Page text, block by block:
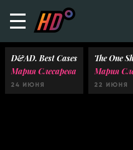
D&AD. Best Cases
Мария Слесарева
24 ИЮНЯ
The One
Мария
22 ИЮНЯ